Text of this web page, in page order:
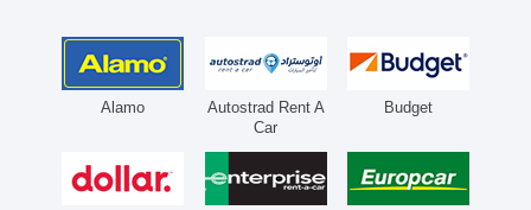
Alamo
Autostrad Rent A
Car
Budget